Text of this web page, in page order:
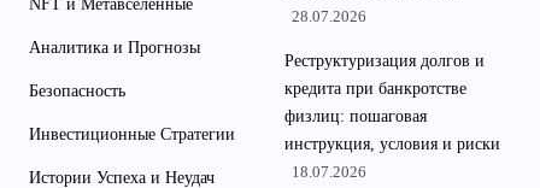
NFT и Метавселенные
Аналитика и Прогнозы
Безопасность
Инвестиционные Стратегии
Истории Успеха и Неудач
28.07.2026
Реструктуризация долгов и
кредита при банкротстве
физлиц: пошаговая
инструкция, условия и риски
18.07.2026